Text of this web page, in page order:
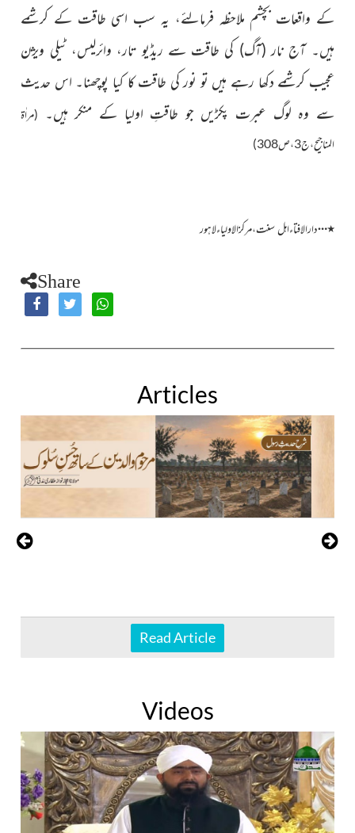
کے واقعات بچشم ملاحظہ فرمالئے، یہ سب اسی طاقت کے کرشمے
ہیں۔ آج نار (آگ) کی طاقت سے ریڈیو تار، وائرلیس، ٹیلی ویژن
عجیب کرشمے دکھا رہے ہیں تو نور کی طاقت کا کیا پوچھنا۔ اس حدیث
سے وہ لوگ عبرت پکڑیں جو طاقتِ اولیا کے منکر ہیں۔
(مراٰۃ
المناجیح،ج3،ص308)
٭…دارالافتاءاہل سنت،مرکزالاولیاءلاہور
Share
Articles
Read Article
Videos